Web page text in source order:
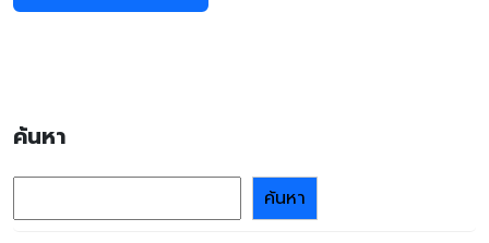
ค้นหา
ค้นหา